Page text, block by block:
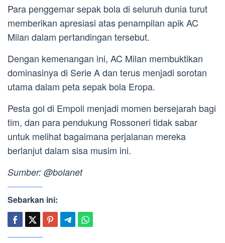
Para penggemar sepak bola di seluruh dunia turut
memberikan apresiasi atas penampilan apik AC
Milan dalam pertandingan tersebut.
Dengan kemenangan ini, AC Milan membuktikan
dominasinya di Serie A dan terus menjadi sorotan
utama dalam peta sepak bola Eropa.
Pesta gol di Empoli menjadi momen bersejarah bagi
tim, dan para pendukung Rossoneri tidak sabar
untuk melihat bagaimana perjalanan mereka
berlanjut dalam sisa musim ini.
Sumber: @bolanet
Sebarkan ini: